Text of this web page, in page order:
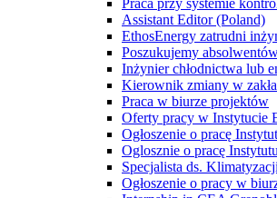
Praca przy systemie
Assistant Editor (Poland)
EthosEnergy zatrudni
Poszukujemy
Inżynier chłodnictwa lub
Kierownik zmiany w
Praca w biurze projektów
Oferty pracy w Instytucie
Ogłoszenie o pracę
Oglosznie o pracę
Specjalista ds. Klimatyzacji
Ogłoszenie o pracy w